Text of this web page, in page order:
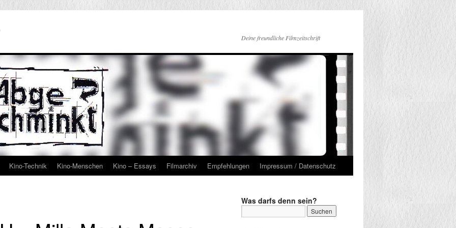
Deine freundliche Filmzeitschrift
Kino-Technik Kino-Menschen Kino – Essays Filmarchiv Empfehlungen Impressum / Datenschutz
Was darfs denn sein?